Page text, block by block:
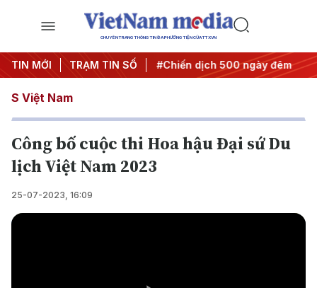
CHUYÊN TRANG THÔNG TIN ĐA PHƯƠNG TIỆN CỦA TTXVN
TIN MỚI TRẠM TIN SỐ
quyết thành hành động #Chiến dịch 500 ngày đêm
S Việt Nam
Công bố cuộc thi Hoa hậu Đại sứ Du
lịch Việt Nam 2023
25-07-2023, 16:09